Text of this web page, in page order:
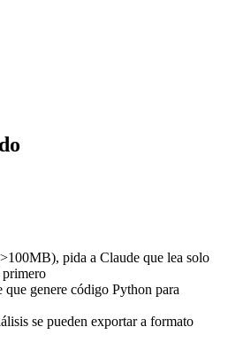
pida a Claude que lea solo
primero
que genere código Python para
se pueden exportar a formato